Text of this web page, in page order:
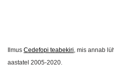
Ilmus Cedefopi teabekiri, mis annab
aastatel 2005-2020.